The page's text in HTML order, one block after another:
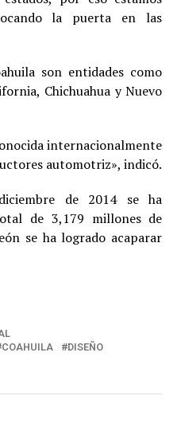
la puerta en las
son entidades como
Chichuahua y Nuevo
internacionalmente
automotriz», indicó.
de 2014 se ha
de 3,179 millones de
se ha logrado acaparar
COAHUILA
DISEÑO